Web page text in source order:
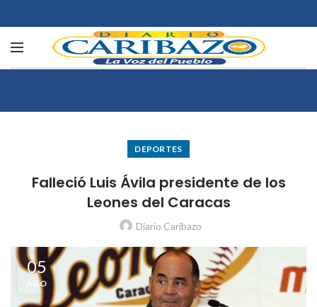
DEPORTES
Falleció Luis Ávila presidente de los
Leones del Caracas
Diario Caribazo
05
AGO